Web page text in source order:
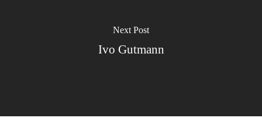
Next Post
Ivo Gutmann